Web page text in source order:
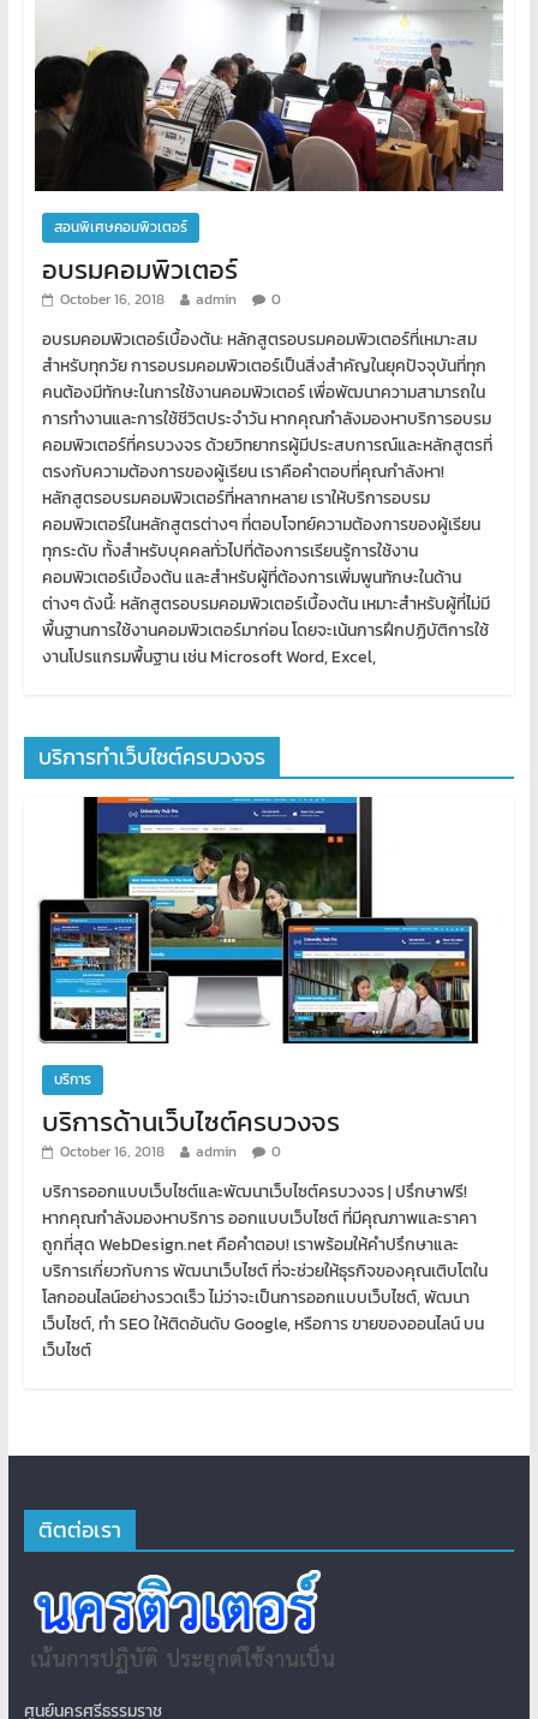
สอนพิเศษคอมพิวเตอร์
อบรมคอมพิวเตอร์
October 16, 2018 admin 0
อบรมคอมพิวเตอร์เบื้องต้น: หลักสูตรอบรมคอมพิวเตอร์ที่เหมาะสม
สำหรับทุกวัย การอบรมคอมพิวเตอร์เป็นสิ่งสำคัญในยุคปัจจุบันที่ทุก
คนต้องมีทักษะในการใช้งานคอมพิวเตอร์ เพื่อพัฒนาความสามารถใน
การทำงานและการใช้ชีวิตประจำวัน หากคุณกำลังมองหาบริการอบรม
คอมพิวเตอร์ที่ครบวงจร ด้วยวิทยากรผู้มีประสบการณ์และหลักสูตรที่
ตรงกับความต้องการของผู้เรียน เราคือคำตอบที่คุณกำลังหา!
หลักสูตรอบรมคอมพิวเตอร์ที่หลากหลาย เราให้บริการอบรม
คอมพิวเตอร์ในหลักสูตรต่างๆ ที่ตอบโจทย์ความต้องการของผู้เรียน
ทุกระดับ ทั้งสำหรับบุคคลทั่วไปที่ต้องการเรียนรู้การใช้งาน
คอมพิวเตอร์เบื้องต้น และสำหรับผู้ที่ต้องการเพิ่มพูนทักษะในด้าน
ต่างๆ ดังนี้: หลักสูตรอบรมคอมพิวเตอร์เบื้องต้น เหมาะสำหรับผู้ที่ไม่มี
พื้นฐานการใช้งานคอมพิวเตอร์มาก่อน โดยจะเน้นการฝึกปฏิบัติการใช้
งานโปรแกรมพื้นฐาน เช่น Microsoft Word, Excel,
บริการทำเว็บไซต์ครบวงจร
บริการ
บริการด้านเว็บไซต์ครบวงจร
October 16, 2018 admin 0
บริการออกแบบเว็บไซต์และพัฒนาเว็บไซต์ครบวงจร | ปรึกษาฟรี!
หากคุณกำลังมองหาบริการ ออกแบบเว็บไซต์ ที่มีคุณภาพและราคา
ถูกที่สุด WebDesign.net คือคำตอบ! เราพร้อมให้คำปรึกษาและ
บริการเกี่ยวกับการ พัฒนาเว็บไซต์ ที่จะช่วยให้ธุรกิจของคุณเติบโตใน
โลกออนไลน์อย่างรวดเร็ว ไม่ว่าจะเป็นการออกแบบเว็บไซต์, พัฒนา
เว็บไซต์, ทำ SEO ให้ติดอันดับ Google, หรือการ ขายของออนไลน์ บน
เว็บไซต์
ติตต่อเรา
ศูนย์นครศรีธรรมราช